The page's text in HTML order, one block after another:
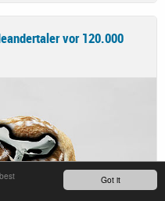
Got it
vor 120.000